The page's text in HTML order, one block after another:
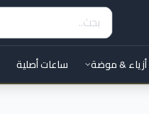
أزياء & موضة ساعات أصلية